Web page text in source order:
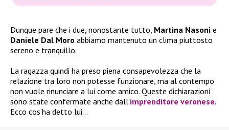
Dunque pare che i due, nonostante tutto, Martina Nasoni e
Daniele Dal Moro abbiamo mantenuto un clima piuttosto
sereno e tranquillo.
La ragazza quindi ha preso piena consapevolezza che la
relazione tra loro non potesse funzionare, ma al contempo
non vuole rinunciare a lui come amico. Queste dichiarazioni
sono state confermate anche dall’imprenditore veronese.
Ecco cos’ha detto lui…